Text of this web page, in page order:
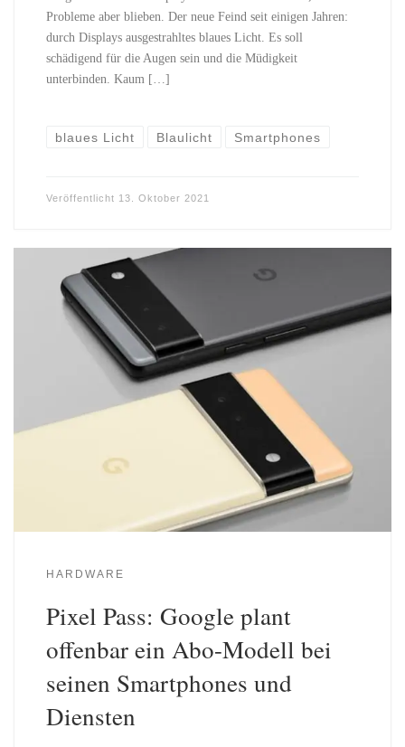
Probleme aber blieben. Der neue Feind seit einigen Jahren:
durch Displays ausgestrahltes blaues Licht. Es soll
schädigend für die Augen sein und die Müdigkeit
unterbinden. Kaum […]
blaues Licht Blaulicht Smartphones
Veröffentlicht 13. Oktober 2021
HARDWARE
Pixel Pass: Google plant
offenbar ein Abo-Modell bei
seinen Smartphones und
Diensten